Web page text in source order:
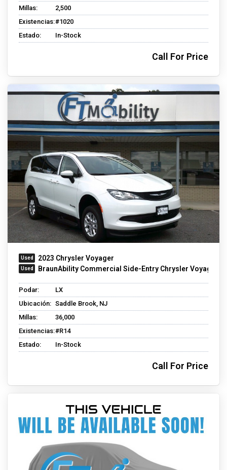
Millas:
2,500
Existencias:#1020
Estado:
In-Stock
Call For Price
2023 Chrysler Voyager
BraunAbility Commercial Side-Entry Chrysler Voyager
Podar:
LX
Ubicación: Saddle Brook, NJ
Millas:
36,000
Existencias:#R14
Estado:
In-Stock
Call For Price